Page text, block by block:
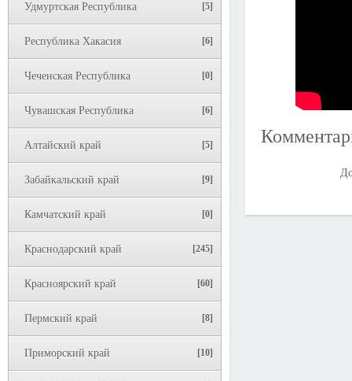
Удмуртская Республика [5]
Республика Хакасия [6]
Чеченская Республика [0]
Чувашская Республика [6]
Алтайский край [5]
Забайкальский край [9]
Камчатский край [0]
Краснодарский край [245]
Красноярский край [60]
Пермский край [8]
Приморский край [10]